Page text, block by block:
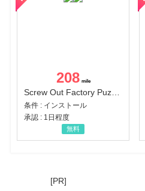
208
Screw Out Factory Puzzle 3D（経験値バーのマイルストーンを5にする（ユーザーレベル5に到達する））（Android）
条件 : インストール
承認 : 1日程度
無料
[PR]